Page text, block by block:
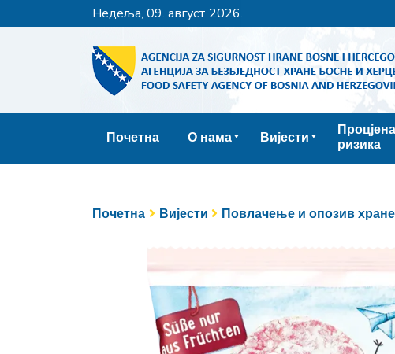
недеља, 09. август 2026.
Почетна О нама Вијести
Процјена
ризика
Почетна Вијести Повлачење и опозив хране